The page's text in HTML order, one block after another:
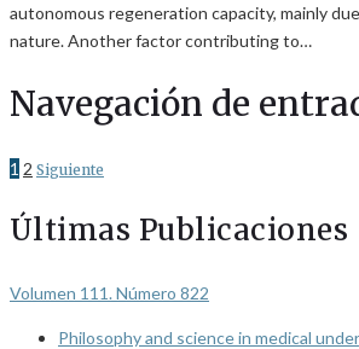
autonomous regeneration capacity, mainly
nature. Another factor contributing to…
Navegación de
1 2 Siguiente
Últimas Publicaciones
Volumen 111. Número 822
Philosophy and science in medical